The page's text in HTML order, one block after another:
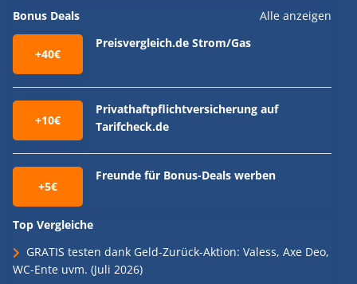
Bonus Deals Alle anzeigen
+40€
Preisvergleich.de Strom/Gas
+10€
Privathaftpflichtversicherung auf
Tarifcheck.de
+5€
Freunde für Bonus-Deals werben
Top Vergleiche
GRATIS testen dank Geld-Zurück-Aktion: Valess, Axe Deo,
WC-Ente uvm. (Juli 2026)